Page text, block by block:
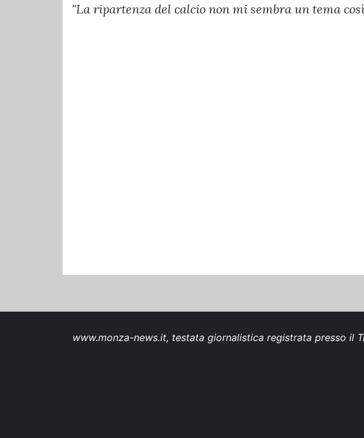
"La ripartenza del calcio non mi sembra un tema
www.monza-news.it, testata giornalistica registrata presso il